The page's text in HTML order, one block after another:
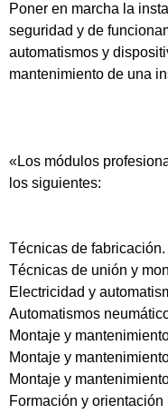
Poner en marcha la
seguridad y de
automatismos y
mantenimiento de una
«Los módulos
los siguientes:
Técnicas de fabricación.
Técnicas de unión y
Electricidad y
Automatismos
Montaje y
Montaje y
Montaje y
Formación y orientación